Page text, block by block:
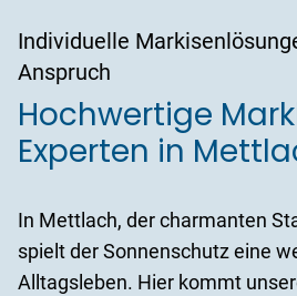
Individuelle
Anspruch
Hochwertige
Experten in
In Mettlach, der charmanten
spielt der Sonnenschutz eine
Alltagsleben. Hier kommt